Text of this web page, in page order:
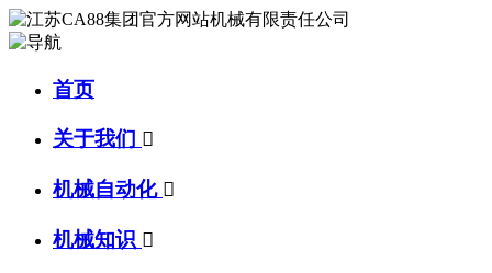
首页
关于我们 
机械自动化 
机械知识 